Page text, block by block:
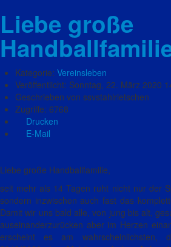
Liebe große
Kategorie: Vereinsleben
Veröffentlicht: Sonntag, 22. März 2020
Geschrieben von ssvstahlrietschen
Zugriffe: 6768
Drucken
E-Mail
Liebe große Handballfamilie,
seit mehr als 14 Tagen ruht nicht nur der
sondern inzwischen auch fast das
Damit wir uns bald alle, von jung bis alt,
auseinanderzurücken aber im Herzen
erscheint es am wahrscheinlichsten,